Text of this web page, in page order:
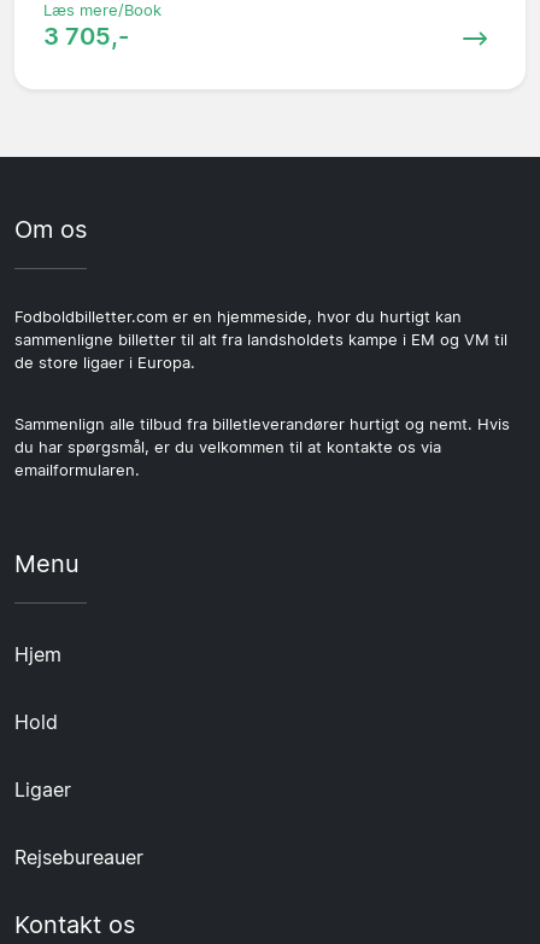
Læs mere/Book
3 705,-
Om os
Fodboldbilletter.com er en hjemmeside, hvor du hurtigt kan
sammenligne billetter til alt fra landsholdets kampe i EM og VM til
de store ligaer i Europa.
Sammenlign alle tilbud fra billetleverandører hurtigt og nemt. Hvis
du har spørgsmål, er du velkommen til at kontakte os via
emailformularen.
Menu
Hjem
Hold
Ligaer
Rejsebureauer
Kontakt os